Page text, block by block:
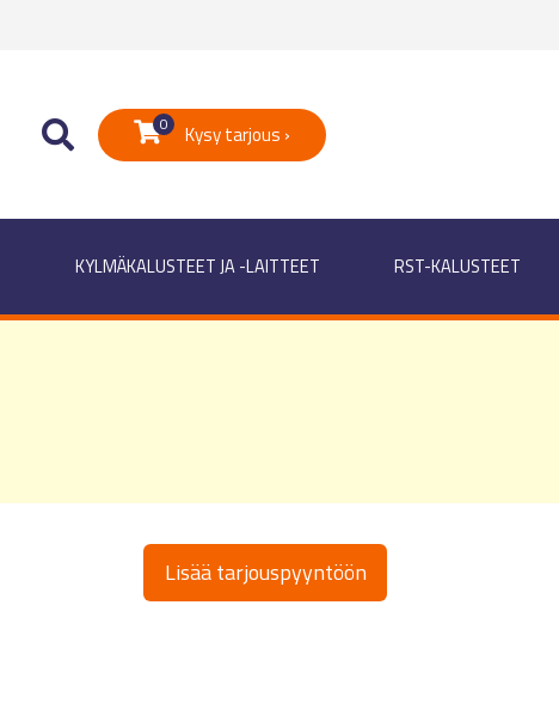
0 Kysy tarjous ›
KYLMÄKALUSTEET JA -LAITTEET RST-KALUSTEET
Lisää tarjouspyyntöön